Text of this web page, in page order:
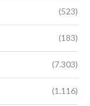
(523)
(183)
(7.303)
(1.116)